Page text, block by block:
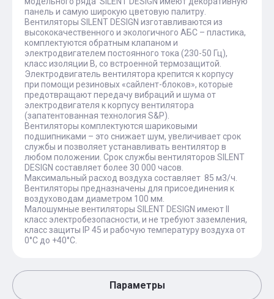
панель и самую широкую цветовую палитру.
Вентиляторы SILENT DESIGN изготавливаются из
высококачественного и экологичного АБС – пластика,
комплектуются обратным клапаном и
электродвигателем постоянного тока (230-50 Гц),
класс изоляции В, со встроенной термозащитой.
Электродвигатель вентилятора крепится к корпусу
при помощи резиновых «сайлент-блоков», которые
предотвращают передачу вибраций и шума от
электродвигателя к корпусу вентилятора
(запатентованная технология S&P).
Вентиляторы комплектуются шариковыми
подшипниками – это снижает шум, увеличивает срок
службы и позволяет устанавливать вентилятор в
любом положении. Срок службы вентиляторов SILENT
DESIGN составляет более 30 000 часов.
Максимальный расход воздуха составляет 85 м3/ч.
Вентиляторы предназначены для присоединения к
воздуховодам диаметром 100 мм.
Малошумные вентиляторы SILENT DESIGN имеют II
класс электробезопасности, и не требуют заземления,
класс защиты IP 45 и рабочую температуру воздуха от
0°С до +40°С.
Параметры